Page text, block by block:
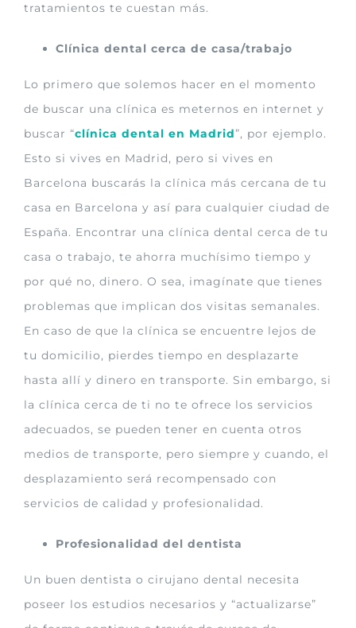
tratamientos te cuestan más.
Clínica dental cerca de casa/trabajo
Lo primero que solemos hacer en el momento
de buscar una clínica es meternos en internet y
buscar “clínica dental en Madrid”, por ejemplo.
Esto si vives en Madrid, pero si vives en
Barcelona buscarás la clínica más cercana de tu
casa en Barcelona y así para cualquier ciudad de
España. Encontrar una clínica dental cerca de tu
casa o trabajo, te ahorra muchísimo tiempo y
por qué no, dinero. O sea, imagínate que tienes
problemas que implican dos visitas semanales.
En caso de que la clínica se encuentre lejos de
tu domicilio, pierdes tiempo en desplazarte
hasta allí y dinero en transporte. Sin embargo, si
la clínica cerca de ti no te ofrece los servicios
adecuados, se pueden tener en cuenta otros
medios de transporte, pero siempre y cuando, el
desplazamiento será recompensado con
servicios de calidad y profesionalidad.
Profesionalidad del dentista
Un buen dentista o cirujano dental necesita
poseer los estudios necesarios y “actualizarse”